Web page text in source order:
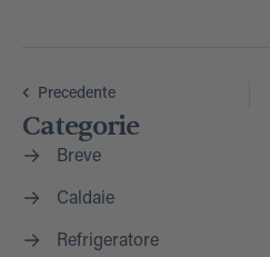
Precedente
Categorie
Breve
Caldaie
Refrigeratore